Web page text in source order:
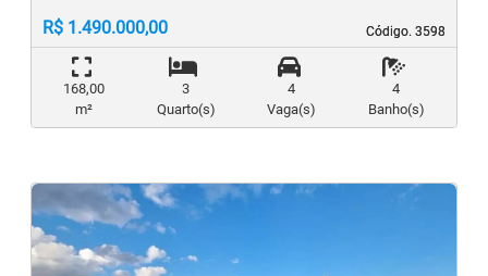
Código. 3598
Código. 3598
R$ 1.490.000,00
168,00
m²
3
Quarto(s)
4
Vaga(s)
4
Banho(s)